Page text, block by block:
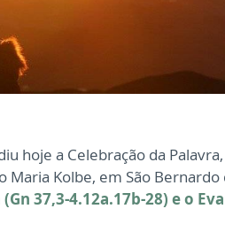
hoje a Celebração da
Maria Kolbe, em São Bernardo
37,3-4.12a.17b-28) e o